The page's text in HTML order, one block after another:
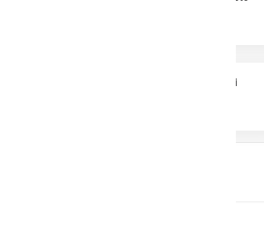
Zagorelo na sončni